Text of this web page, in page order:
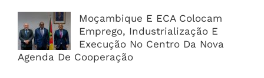
Moçambique E ECA Colocam
Emprego, Industrialização E
Execução No Centro Da Nova
Agenda De Cooperação